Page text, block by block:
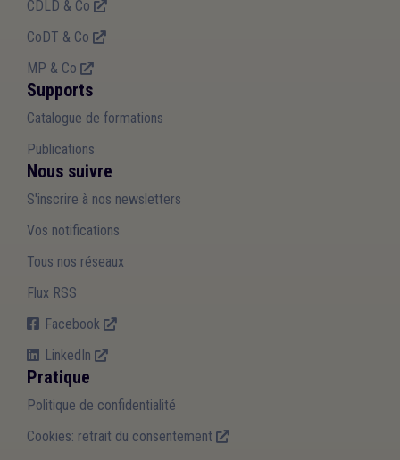
CDLD & Co
CoDT & Co
MP & Co
Supports
Catalogue de formations
Publications
Nous suivre
S'inscrire à nos newsletters
Vos notifications
Tous nos réseaux
Flux RSS
Facebook
LinkedIn
Pratique
Politique de confidentialité
Cookies: retrait du consentement